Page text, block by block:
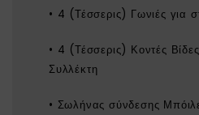
• 4 (Τέσσερις) Γωνιές για
• 4 (Τέσσερις) Κοντές
Συλλέκτη
• Σωλήνας σύνδεσης